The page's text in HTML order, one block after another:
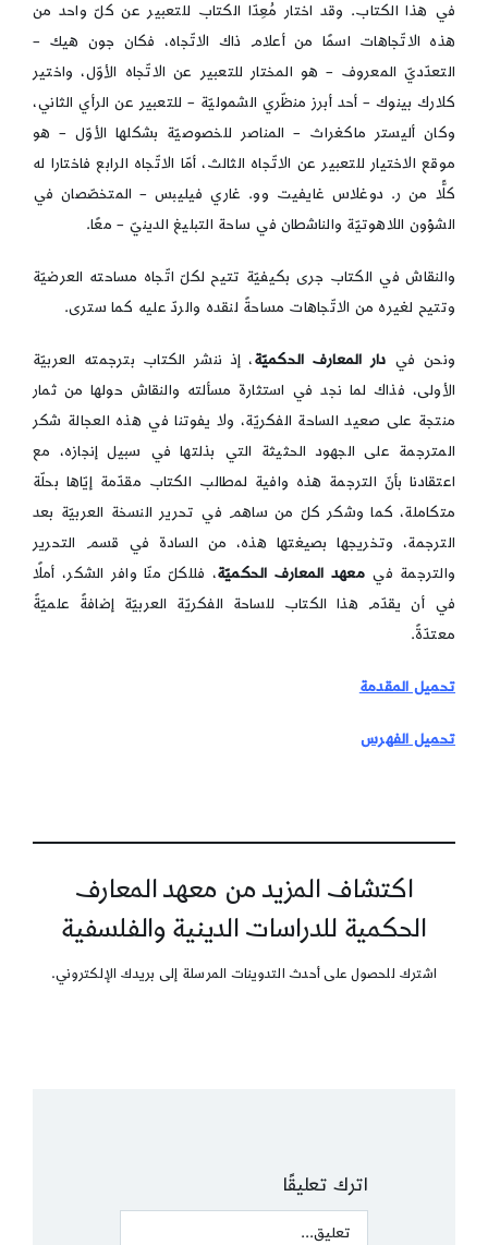
في هذا الكتاب. وقد اختار مُعِدّا الكتاب للتعبير عن كلّ واحد من
هذه الاتّجاهات اسمًا من أعلام ذاك الاتّجاه، فكان جون هيك –
التعدّديّ المعروف – هو المختار للتعبير عن الاتّجاه الأوّل، واختير
كلارك بينوك – أحد أبرز منظّري الشموليّة – للتعبير عن الرأي الثاني،
وكان أليستر ماكغراث – المناصر للخصوصيّة بشكلها الأوّل – هو
موقع الاختيار للتعبير عن الاتّجاه الثالث، أمّا الاتّجاه الرابع فاختارا له
كلًّا من ر. دوغلاس غايفيت وو. غاري فيليبس – المتخصّصان في
الشؤون اللاهوتيّة والناشطان في ساحة التبليغ الدينيّ – معًا.
والنقاش في الكتاب جرى بكيفيّة تتيح لكلّ اتّجاه مساحته العرضيّة
وتتيح لغيره من الاتّجاهات مساحةً لنقده والردّ عليه كما سترى.
ونحن في دار المعارف الحكميّة، إذ ننشر الكتاب بترجمته العربيّة
الأولى، فذاك لما نجد في استثارة مسألته والنقاش حولها من ثمار
منتجة على صعيد الساحة الفكريّة، ولا يفوتنا في هذه العجالة شكر
المترجمة على الجهود الحثيثة التي بذلتها في سبيل إنجازه، مع
اعتقادنا بأنّ الترجمة هذه وافية لمطالب الكتاب مقدّمة إيّاها بحلّة
متكاملة، كما وشكر كلّ من ساهم في تحرير النسخة العربيّة بعد
الترجمة، وتخريجها بصيغتها هذه، من السادة في قسم التحرير
والترجمة فيمعهد المعارف الحكميّة، فللكلّ منّا وافر الشكر، أملًا
في أن يقدّم هذا الكتاب للساحة الفكريّة العربيّة إضافةً علميّةً
معتدّةً.
تحميل المقدمة
تحميل الفهرس
اكتشاف المزيد من معهد المعارف
الحكمية للدراسات الدينية والفلسفية
اشترك للحصول على أحدث التدوينات المرسلة إلى بريدك الإلكتروني.
اترك تعليقًا
Comment